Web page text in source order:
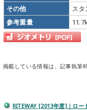
その他
ス
参考重量
掲載している情報は、記事執筆
RITEWAY [2013年度]｜ロー